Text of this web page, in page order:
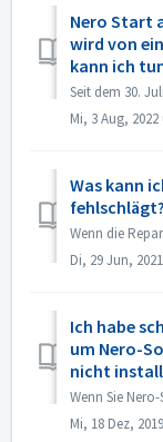
Nero Start
wird von
kann ich
Mi, 3 Aug, 2022
Was kann
fehlschlägt?
Di, 29 Jun,
Ich habe
um Nero-
nicht
Mi, 18 Dez,